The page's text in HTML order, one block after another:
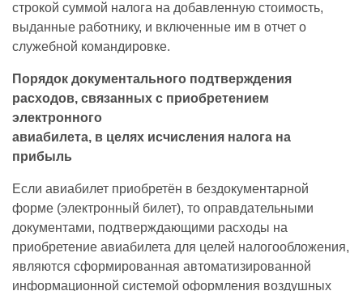
строкой суммой налога на добавленную стоимость,
выданные работнику, и включенные им в отчет о
служебной командировке.
Порядок документального подтверждения
расходов, связанных с приобретением
электронного
авиабилета, в целях исчисления налога на
прибыль
Если авиабилет приобретён в бездокументарной
форме (электронный билет), то оправдательными
документами, подтверждающими расходы на
приобретение авиабилета для целей налогообложения,
являются сформированная автоматизированной
информационной системой оформления воздушных